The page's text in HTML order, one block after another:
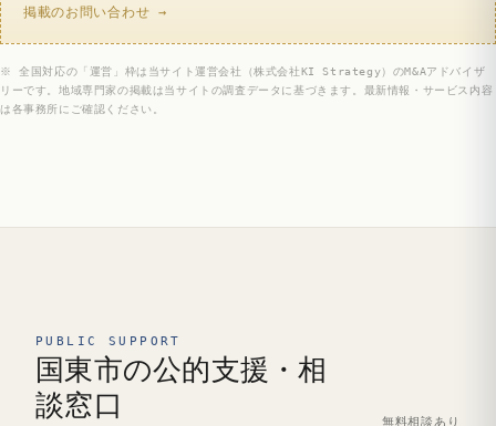
掲載のお問い合わせ →
※ 全国対応の「運営」枠は当サイト運営会社（株式会社KI Strategy）のM&Aアドバイザ
リーです。地域専門家の掲載は当サイトの調査データに基づきます。最新情報・サービス内容
は各事務所にご確認ください。
PUBLIC SUPPORT
国東市の公的支援・相
談窓口
無料相談あり